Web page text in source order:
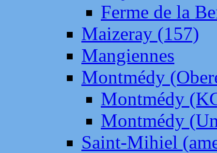
Ferme de la
Maizeray (157)
Mangiennes
Montmédy
Montmédy
Montmédy
Saint-Mihiel